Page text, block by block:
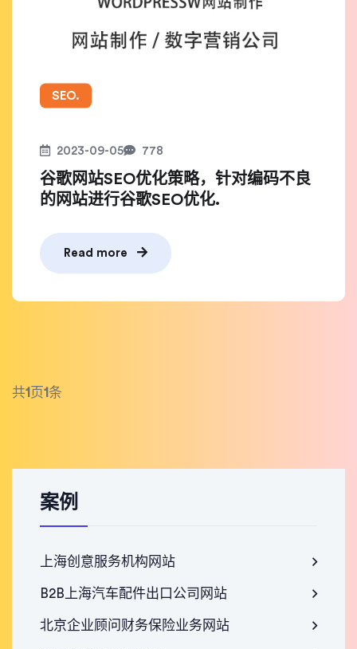
SEO.
2023-09-05 778
谷歌网站SEO优化策略，针对编码不良
的网站进行谷歌SEO优化.
Read more
共1 页1条
案例
上海创意服务机构网站
B2B上海汽车配件出口公司网站
北京企业顾问财务保险业务网站